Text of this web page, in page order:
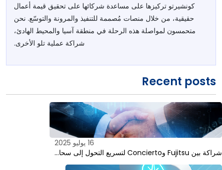
كونشيرتو تركيزها على مساعدة شركائها على تحقيق قيمة أعمال
حقيقية، من خلال منصات مُصممة للتنفيذ والمرونة والتوسّع. نحن
متحمسون لمواصلة هذه الرحلة في منطقة آسيا والمحيط الهادئ،
شراكة عملية تلو الأخرى.
Recent posts
16 يوليو 2025
شراكة بين Fujitsu وConcierto لتسريع التحول إلى سحا…